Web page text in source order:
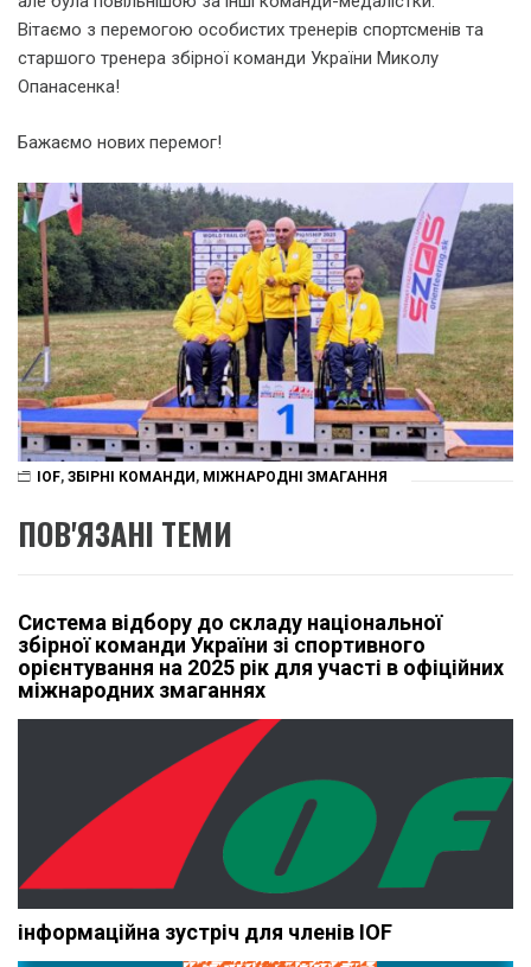
Вітаємо з перемогою особистих тренерів спортсменів та
старшого тренера збірної команди України Миколу
Опанасенка!
Бажаємо нових перемог!
IOF, ЗБІРНІ КОМАНДИ, МІЖНАРОДНІ ЗМАГАННЯ
ПОВ'ЯЗАНІ ТЕМИ
Система відбору до складу національної
збірної команди України зі спортивного
орієнтування на 2025 рік для участі в офіційних
міжнародних змаганнях
інформаційна зустріч для членів IOF